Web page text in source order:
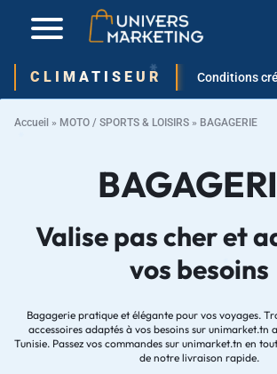
CLIMATISEUR Conditions
Accueil » MOTO / SPORTS & LOISIRS » BAGAGERIE
Valise pas cher et
vos besoins
Bagagerie pratique et élégante pour vos voyages.
accessoires adaptés à vos besoins sur unimarket.tn
Tunisie. Passez vos commandes sur unimarket.tn en
de notre livraison rapide.
✱
✱